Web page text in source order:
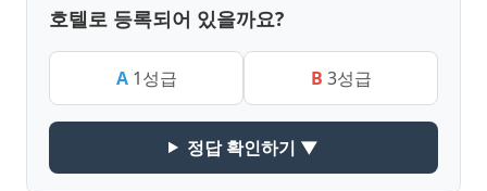
호텔로 등록되어 있을까요?
A1성급 B 3성급
정답 확인하기 ▼